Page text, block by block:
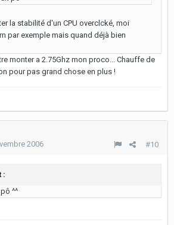
la stabilité d'un CPU overclcké, moi
par exemple mais quand déjà bien
monter a 2.75Ghz mon proco... Chauffe de
pour pas grand chose en plus !
#10
2006
:
^^